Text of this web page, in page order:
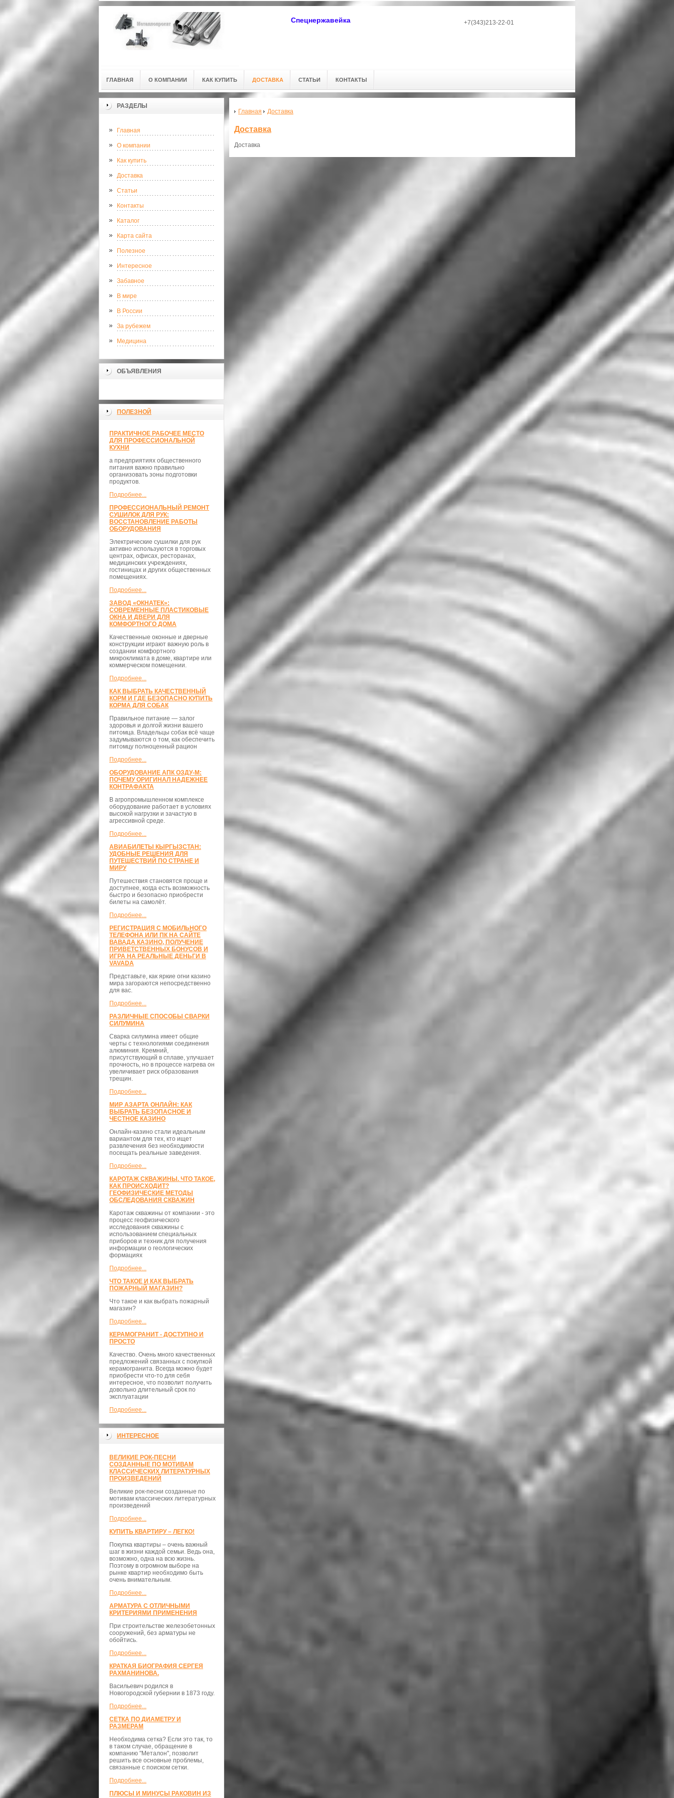
Спецнержавейка +7(343)213-22-01
ГЛАВНАЯ О КОМПАНИИ КАК КУПИТЬ ДОСТАВКА СТАТЬИ КОНТАКТЫ
РАЗДЕЛЫ
Главная
О компании
Как купить
Доставка
Статьи
Контакты
Каталог
Карта сайта
Полезное
Интересное
Забавное
В мире
В России
За рубежем
Медицина
ОБЪЯВЛЕНИЯ
ПОЛЕЗНОЙ
ПРАКТИЧНОЕ РАБОЧЕЕ МЕСТО
ДЛЯ ПРОФЕССИОНАЛЬНОЙ
КУХНИ
а предприятиях общественного
питания важно правильно
организовать зоны подготовки
продуктов.
Подробнее...
ПРОФЕССИОНАЛЬНЫЙ РЕМОНТ
СУШИЛОК ДЛЯ РУК:
ВОССТАНОВЛЕНИЕ РАБОТЫ
ОБОРУДОВАНИЯ
Электрические сушилки для рук
активно используются в торговых
центрах, офисах, ресторанах,
медицинских учреждениях,
гостиницах и других общественных
помещениях.
Подробнее...
ЗАВОД «ОКНАТЕК»:
СОВРЕМЕННЫЕ ПЛАСТИКОВЫЕ
ОКНА И ДВЕРИ ДЛЯ
КОМФОРТНОГО ДОМА
Качественные оконные и дверные
конструкции играют важную роль в
создании комфортного
микроклимата в доме, квартире или
коммерческом помещении.
Подробнее...
КАК ВЫБРАТЬ КАЧЕСТВЕННЫЙ
КОРМ И ГДЕ БЕЗОПАСНО КУПИТЬ
КОРМА ДЛЯ СОБАК
Правильное питание — залог
здоровья и долгой жизни вашего
питомца. Владельцы собак всё чаще
задумываются о том, как обеспечить
питомцу полноценный рацион
Подробнее...
ОБОРУДОВАНИЕ АПК ОЗДУ-М:
ПОЧЕМУ ОРИГИНАЛ НАДЕЖНЕЕ
КОНТРАФАКТА
В агропромышленном комплексе
оборудование работает в условиях
высокой нагрузки и зачастую в
агрессивной среде.
Подробнее...
АВИАБИЛЕТЫ КЫРГЫЗСТАН:
УДОБНЫЕ РЕШЕНИЯ ДЛЯ
ПУТЕШЕСТВИЙ ПО СТРАНЕ И
МИРУ
Путешествия становятся проще и
доступнее, когда есть возможность
быстро и безопасно приобрести
билеты на самолёт.
Подробнее...
РЕГИСТРАЦИЯ С МОБИЛЬНОГО
ТЕЛЕФОНА ИЛИ ПК НА САЙТЕ
ВАВАДА КАЗИНО, ПОЛУЧЕНИЕ
ПРИВЕТСТВЕННЫХ БОНУСОВ И
ИГРА НА РЕАЛЬНЫЕ ДЕНЬГИ В
VAVADA
Представьте, как яркие огни казино
мира загораются непосредственно
для вас.
Подробнее...
РАЗЛИЧНЫЕ СПОСОБЫ СВАРКИ
СИЛУМИНА
Сварка силумина имеет общие
черты с технологиями соединения
алюминия. Кремний,
присутствующий в сплаве, улучшает
прочность, но в процессе нагрева он
увеличивает риск образования
трещин.
Подробнее...
МИР АЗАРТА ОНЛАЙН: КАК
ВЫБРАТЬ БЕЗОПАСНОЕ И
ЧЕСТНОЕ КАЗИНО
Онлайн-казино стали идеальным
вариантом для тех, кто ищет
развлечения без необходимости
посещать реальные заведения.
Подробнее...
КАРОТАЖ СКВАЖИНЫ. ЧТО ТАКОЕ,
КАК ПРОИСХОДИТ?
ГЕОФИЗИЧЕСКИЕ МЕТОДЫ
ОБСЛЕДОВАНИЯ СКВАЖИН
Каротаж скважины от компании - это
процесс геофизического
исследования скважины с
использованием специальных
приборов и техник для получения
информации о геологических
формациях
Подробнее...
ЧТО ТАКОЕ И КАК ВЫБРАТЬ
ПОЖАРНЫЙ МАГАЗИН?
Что такое и как выбрать пожарный
магазин?
Подробнее...
КЕРАМОГРАНИТ - ДОСТУПНО И
ПРОСТО
Качество. Очень много качественных
предложений связанных с покупкой
керамогранита. Всегда можно будет
приобрести что-то для себя
интересное, что позволит получить
довольно длительный срок по
эксплуатации
Подробнее...
ИНТЕРЕСНОЕ
ВЕЛИКИЕ РОК-ПЕСНИ
СОЗДАННЫЕ ПО МОТИВАМ
КЛАССИЧЕСКИХ ЛИТЕРАТУРНЫХ
ПРОИЗВЕДЕНИЙ
Великие рок-песни созданные по
мотивам классических литературных
произведений
Подробнее...
КУПИТЬ КВАРТИРУ – ЛЕГКО!
Покупка квартиры – очень важный
шаг в жизни каждой семьи. Ведь она,
возможно, одна на всю жизнь.
Поэтому в огромном выборе на
рынке квартир необходимо быть
очень внимательным.
Подробнее...
АРМАТУРА С ОТЛИЧНЫМИ
КРИТЕРИЯМИ ПРИМЕНЕНИЯ
При строительстве железобетонных
сооружений, без арматуры не
обойтись.
Подробнее...
КРАТКАЯ БИОГРАФИЯ СЕРГЕЯ
РАХМАНИНОВА.
Васильевич родился в
Новогородской губернии в 1873 году.
Подробнее...
СЕТКА ПО ДИАМЕТРУ И
РАЗМЕРАМ
Необходима сетка? Если это так, то
в таком случае, обращение в
компанию "Металон", позволит
решить все основные проблемы,
связанные с поиском сетки.
Подробнее...
ПЛЮСЫ И МИНУСЫ РАКОВИН ИЗ
Главная Доставка
Доставка
Доставка